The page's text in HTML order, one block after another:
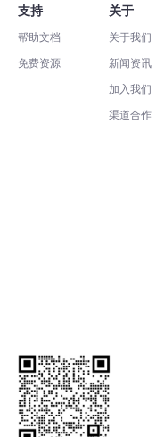
支持
帮助文档
免费资源
关于
关于我们
新闻资讯
加入我们
渠道合作